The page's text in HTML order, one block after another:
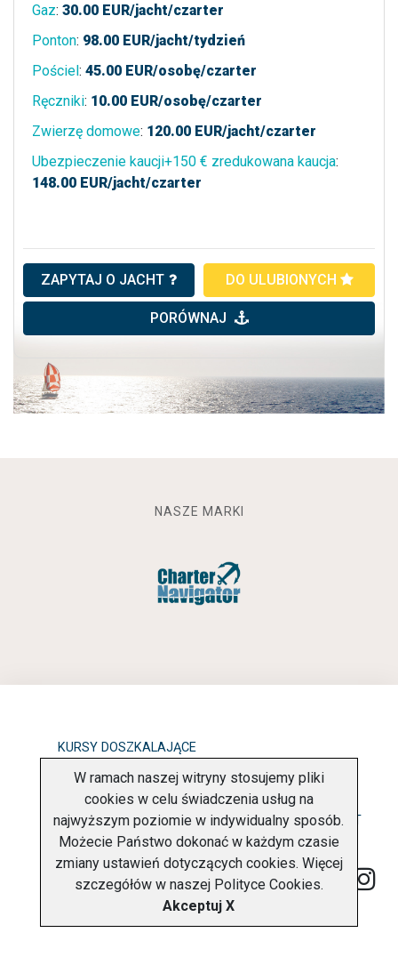
Gaz: 30.00 EUR/jacht/czarter
Ponton: 98.00 EUR/jacht/tydzień
Pościel: 45.00 EUR/osobę/czarter
Ręczniki: 10.00 EUR/osobę/czarter
Zwierzę domowe: 120.00 EUR/jacht/czarter
Ubezpieczenie kaucji+150 € zredukowana kaucja:
148.00 EUR/jacht/czarter
ZAPYTAJ O JACHT DO ULUBIONYCH
PORÓWNAJ
NASZE MARKI
KURSY DOSZKALAJĄCE
OBOWIĄZEK INFORMACYJNY
POLITYKA PRYWATNOŚCI O FIRMIE KONTAKT
Copyright © 2026 Charter Navigator
W ramach naszej witryny stosujemy pliki
cookies w celu świadczenia usług na
najwyższym poziomie w indywidualny sposób.
Możecie Państwo dokonać w każdym czasie
zmiany ustawień dotyczących cookies. Więcej
szczegółów w naszej Polityce Cookies.
Akceptuj X